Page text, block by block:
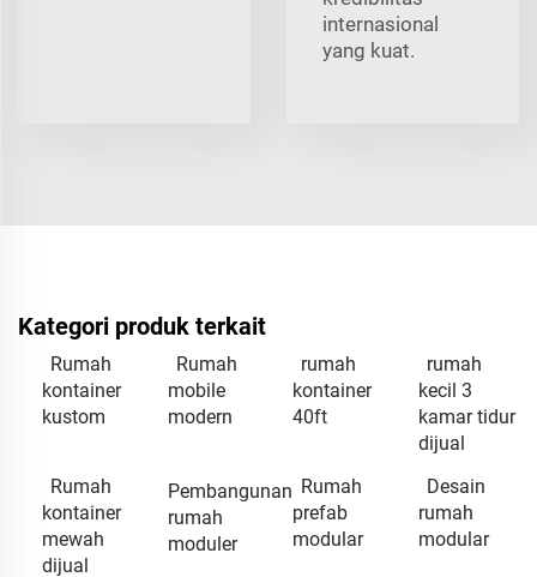
internasional
yang kuat.
Kategori produk terkait
Rumah
kontainer
kustom
Rumah
mobile
modern
rumah
kontainer
40ft
rumah
kecil 3
kamar tidur
dijual
Rumah
kontainer
mewah
dijual
Pembangunan
rumah
moduler
Rumah
prefab
modular
Desain
rumah
modular